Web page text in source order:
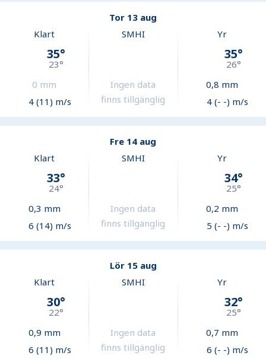
Tor 13 aug
Klart
35°
23°
0 mm
4 (11) m/s
SMHI
Ingen data
finns tillgänglig
Yr
35°
26°
0,8 mm
4 (- -) m/s
Fre 14 aug
Klart
33°
24°
0,3 mm
6 (14) m/s
SMHI
Ingen data
finns tillgänglig
Yr
34°
25°
0,2 mm
5 (- -) m/s
Lör 15 aug
Klart
30°
22°
0,9 mm
6 (11) m/s
SMHI
Ingen data
finns tillgänglig
Yr
32°
25°
0,7 mm
6 (- -) m/s